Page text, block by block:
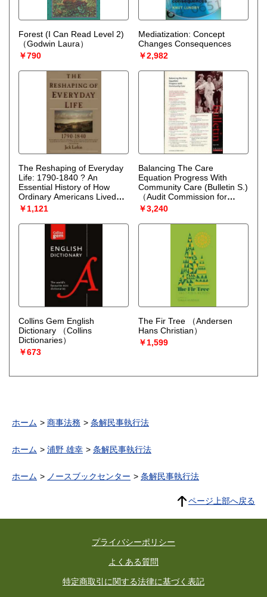
Forest (I Can Read Level 2)
（Godwin Laura）
￥790
Mediatization: Concept
Changes Consequences
￥2,982
The Reshaping of Everyday
Life: 1790-1840 ? An
Essential History of How
Ordinary Americans Lived
Worked and Built Their
World (Everyday Life in
America) （Larkin Jack）
￥1,121
Balancing The Care
Equation Progress With
Community Care (Bulletin S.)
（Audit Commission for
Local Authorities and the
National Health Service in
England and Wales）
￥3,240
Collins Gem English
Dictionary
（Collins
Dictionaries）
￥673
The Fir Tree
（Andersen
Hans Christian）
￥1,599
ホーム 商事法務 条解民事執行法
ホーム 浦野 雄幸 条解民事執行法
ホーム ノースブックセンター 条解民事執行法
ページ上部へ戻る
プライバシーポリシー
よくある質問
特定商取引に関する法律に基づく表記